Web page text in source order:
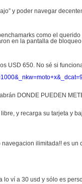
y poder navegar
como el
en la pantalla de
USD 650. No sé si
DONDE PUEDEN
y recarga su tarjeta y
ilimitada!! es un
ví a 30 usd y sólo es